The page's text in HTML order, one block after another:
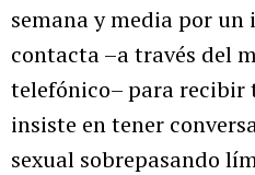
semana y media por
contacta –a través del
telefónico– para recibir
insiste en tener
sexual sobrepasando